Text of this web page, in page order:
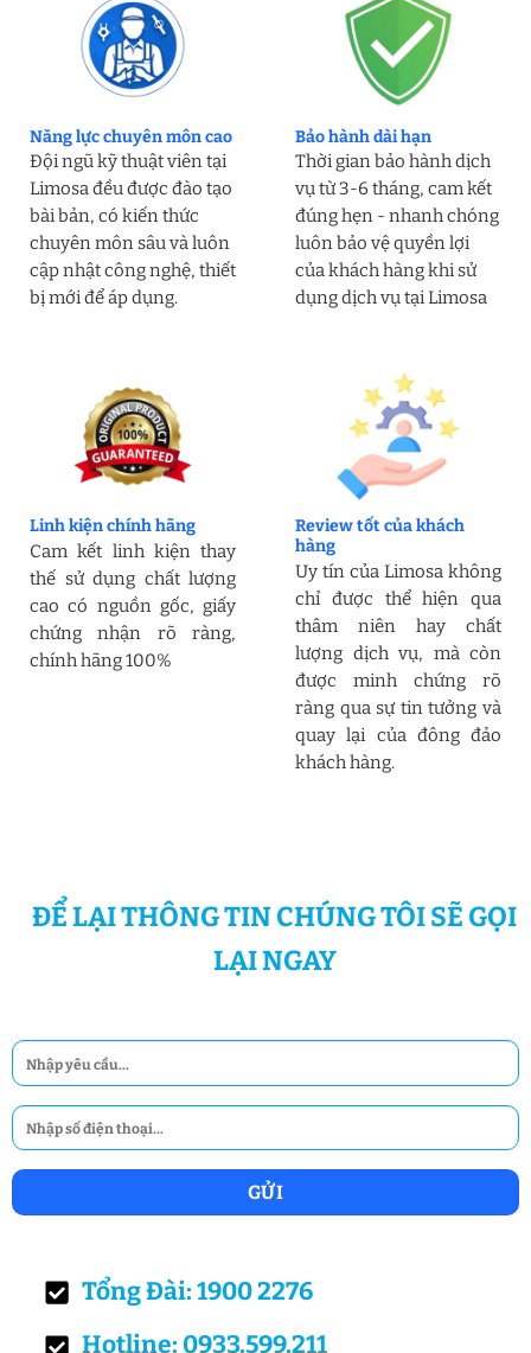
Năng lực chuyên môn cao
Đội ngũ kỹ thuật viên tại
Limosa đều được đào tạo
bài bản, có kiến thức
chuyên môn sâu và luôn
cập nhật công nghệ, thiết
bị mới để áp dụng.
Bảo hành dài hạn
Thời gian bảo hành dịch
vụ từ 3-6 tháng, cam kết
đúng hẹn - nhanh chóng
luôn bảo vệ quyền lợi
của khách hàng khi sử
dụng dịch vụ tại Limosa
Linh kiện chính hãng
Cam kết linh kiện thay
thế sử dụng chất lượng
cao có nguồn gốc, giấy
chứng nhận rõ ràng,
chính hãng 100%
Review tốt của khách
hàng
Uy tín của Limosa không
chỉ được thể hiện qua
thâm niên hay chất
lượng dịch vụ, mà còn
được minh chứng rõ
ràng qua sự tin tưởng và
quay lại của đông đảo
khách hàng.
ĐỂ LẠI THÔNG TIN CHÚNG TÔI SẼ GỌI
LẠI NGAY
Tổng Đài: 1900 2276
Hotline: 0933.599.211